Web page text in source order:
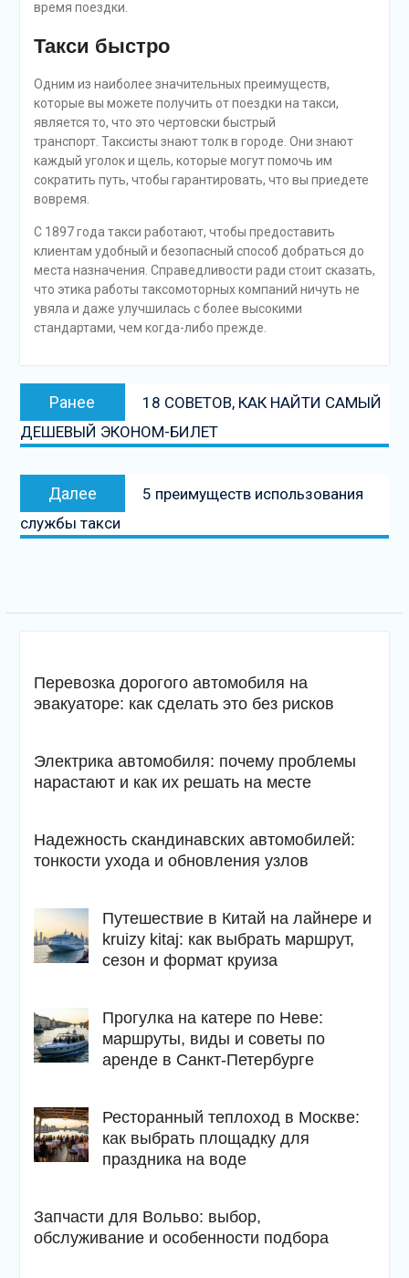
время поездки.
Такси быстро
Одним из наиболее значительных преимуществ,
которые вы можете получить от поездки на такси,
является то, что это чертовски быстрый
транспорт. Таксисты знают толк в городе. Они знают
каждый уголок и щель, которые могут помочь им
сократить путь, чтобы гарантировать, что вы приедете
вовремя.
С 1897 года такси работают, чтобы предоставить
клиентам удобный и безопасный способ добраться до
места назначения. Справедливости ради стоит сказать,
что этика работы таксомоторных компаний ничуть не
увяла и даже улучшилась с более высокими
стандартами, чем когда-либо прежде.
Навигация
записям
Ранее
Предыдущая
запись:
18 СОВЕТОВ, КАК НАЙТИ САМЫЙ
ДЕШЕВЫЙ ЭКОНОМ-БИЛЕТ
Далее
Следующая
запись
5 преимуществ использования
службы такси
Перевозка дорогого автомобиля на
эвакуаторе: как сделать это без рисков
Электрика автомобиля: почему проблемы
нарастают и как их решать на месте
Надежность скандинавских автомобилей:
тонкости ухода и обновления узлов
Путешествие в Китай на лайнере и
kruizy kitaj: как выбрать маршрут,
сезон и формат круиза
Прогулка на катере по Неве:
маршруты, виды и советы по
аренде в Санкт-Петербурге
Ресторанный теплоход в Москве:
как выбрать площадку для
праздника на воде
Запчасти для Вольво: выбор,
обслуживание и особенности подбора